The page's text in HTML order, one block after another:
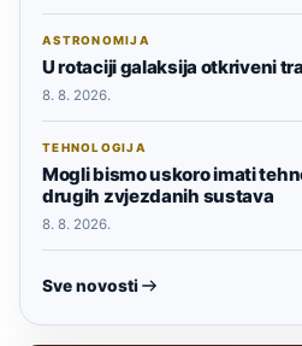
ASTRONOMIJA
U rotaciji galaksija otkriveni
8. 8. 2026.
TEHNOLOGIJA
Mogli bismo uskoro imati
drugih zvjezdanih sustava
8. 8. 2026.
Sve novosti